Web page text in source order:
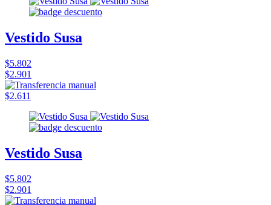
Vestido Susa
$5.802
$2.901
$2.611
Vestido Susa
$5.802
$2.901